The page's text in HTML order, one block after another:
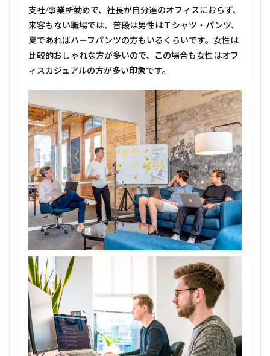
支社/事業所勤めで、社長が自分達のオフィスにおらず、
来客もない職場では、普段は男性はＴシャツ・パンツ、
夏であればハーフパンツの方もいるくらいです。女性は
比較的おしゃれな方が多いので、この場合も女性はオフ
ィスカジュアルの方が多い印象です。